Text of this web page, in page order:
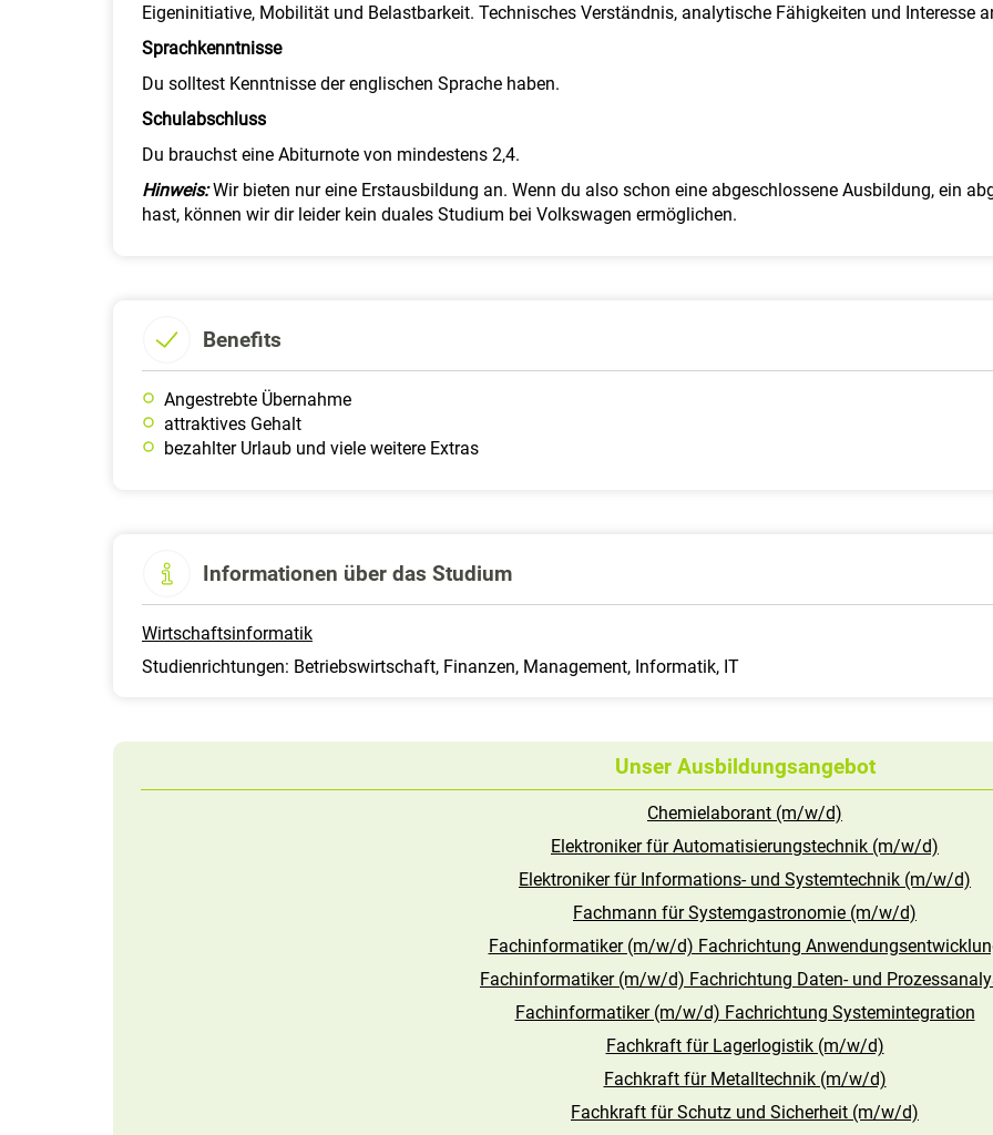
Eigeninitiative, Mobilität und Belastbarkeit. Technisches Verständnis, analytische Fähigkeiten und Interesse
Sprachkenntnisse
Du solltest Kenntnisse der englischen Sprache haben.
Schulabschluss
Du brauchst eine Abiturnote von mindestens 2,4.
Hinweis:Wir bieten nur eine Erstausbildung an. Wenn du also schon eine abgeschlossene Ausbildung, ein
hast, können wir dir leider kein duales Studium bei Volkswagen ermöglichen.
Benefits
Angestrebte Übernahme
attraktives Gehalt
bezahlter Urlaub und viele weitere Extras
Informationen über das Studium
Wirtschaftsinformatik
Studienrichtungen: Betriebswirtschaft, Finanzen, Management, Informatik, IT
Unser Ausbildungsangebot
Chemielaborant (m/w/d)
Elektroniker für Automatisierungstechnik (m/w/d)
Elektroniker für Informations- und Systemtechnik (m/w/d)
Fachmann für Systemgastronomie (m/w/d)
Fachinformatiker (m/w/d) Fachrichtung
Fachinformatiker (m/w/d) Fachrichtung Daten- und
Fachinformatiker (m/w/d) Fachrichtung Systemintegration
Fachkraft für Lagerlogistik (m/w/d)
Fachkraft für Metalltechnik (m/w/d)
Fachkraft für Schutz und Sicherheit (m/w/d)